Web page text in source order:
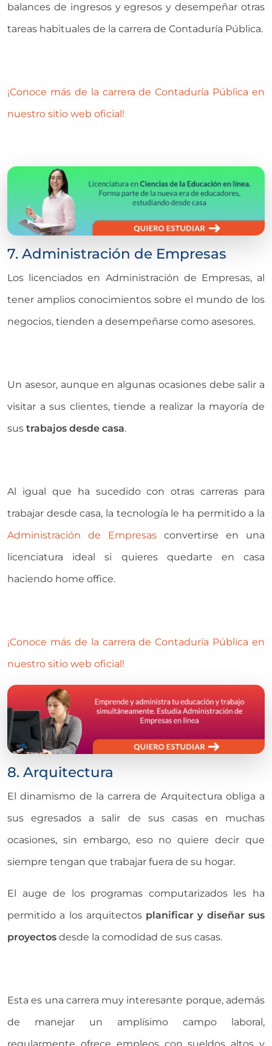
balances de ingresos y egresos y desempeñar otras
tareas habituales de la carrera de Contaduría Pública.
¡Conoce más de la carrera de Contaduría Pública en
nuestro sitio web oficial!
7. Administración de Empresas
Los licenciados en Administración de Empresas, al
tener amplios conocimientos sobre el mundo de los
negocios, tienden a desempeñarse como asesores.
Un asesor, aunque en algunas ocasiones debe salir a
visitar a sus clientes, tiende a realizar la mayoría de
sus trabajos desde casa.
Al igual que ha sucedido con otras carreras para
trabajar desde casa, la tecnología le ha permitido a la
Administración de Empresas convertirse en una
licenciatura ideal si quieres quedarte en casa
haciendo home office.
¡Conoce más de la carrera de Contaduría Pública en
nuestro sitio web oficial!
8. Arquitectura
El dinamismo de la carrera de Arquitectura obliga a
sus egresados a salir de sus casas en muchas
ocasiones, sin embargo, eso no quiere decir que
siempre tengan que trabajar fuera de su hogar.
El auge de los programas computarizados les ha
permitido a los arquitectos planificar y diseñar sus
proyectos desde la comodidad de sus casas.
Esta es una carrera muy interesante porque, además
de manejar un amplísimo campo laboral,